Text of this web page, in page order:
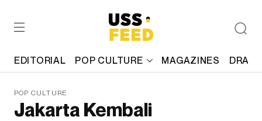
EDITORIAL POP CULTURE MAGAZINES
POP CULTURE
Jakarta Kembali